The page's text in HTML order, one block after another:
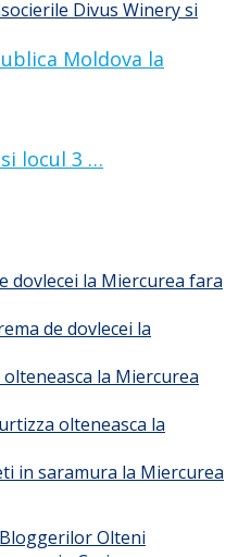
Moldova la
locul 3 …
dovlecei la Miercurea fara
de dovlecei la
la Miercurea
olteneasca la
in saramura la Miercurea